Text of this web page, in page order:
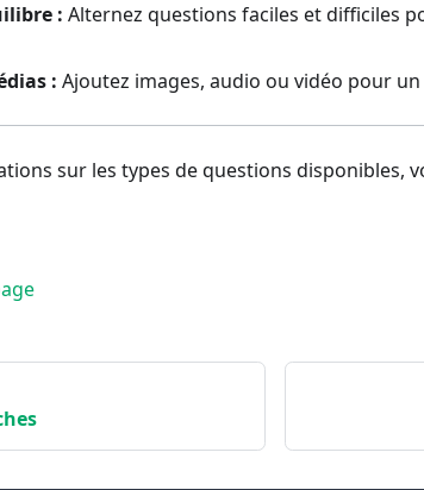
: Alternez questions faciles et difficiles
: Ajoutez images, audio ou vidéo pour
sur les types de questions disponibles,